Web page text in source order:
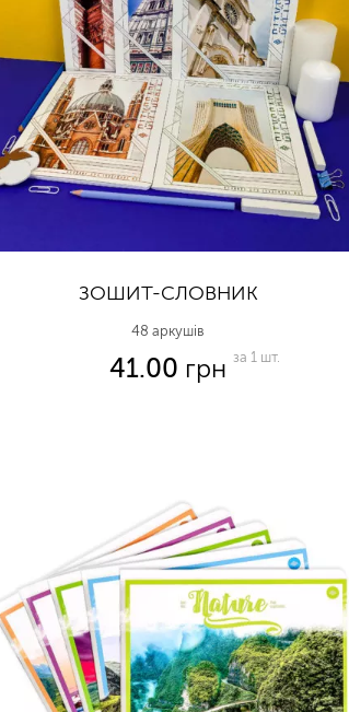
ЗОШИТ-СЛОВНИК
48 аркушів
41.00 грн за 1 шт.